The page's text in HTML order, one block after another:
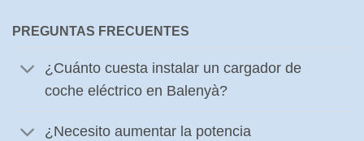
PREGUNTAS FRECUENTES
¿Cuánto cuesta instalar un cargador de
coche eléctrico en Balenyà?
¿Necesito aumentar la potencia